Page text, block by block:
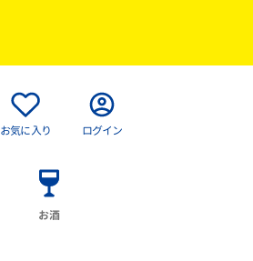
お気に入り ログイン
お酒